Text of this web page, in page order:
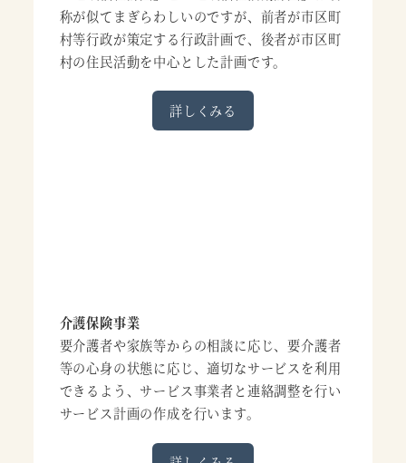
称が似てまぎらわしいのですが、前者が市区町
村等行政が策定する行政計画で、後者が市区町
村の住民活動を中心とした計画です。
詳しくみる
介護保険事業
要介護者や家族等からの相談に応じ、要介護者
等の心身の状態に応じ、適切なサービスを利用
できるよう、サービス事業者と連絡調整を行い
サービス計画の作成を行います。